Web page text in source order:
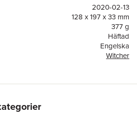
to cross back into her home world.
prophecy, and she will not be
must escape to finally rejoin the
companions - and also to try to conquer
Bonhart, the man who chased,
is still on her trail. And the world is
2020-02-13
128 x 197 x 33 mm
377 g
Häftad
Engelska
Witcher
9781473231122